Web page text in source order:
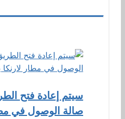
سيتم إعادة فتح
صالة الوصول في